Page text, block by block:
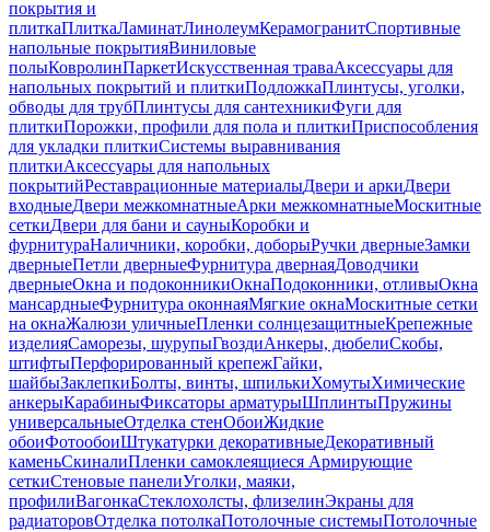
покрытия и
плиткаПлиткаЛаминатЛинолеумКерамогранитСпортивные
напольные покрытияВиниловые
полыКовролинПаркетИскусственная траваАксессуары для
напольных покрытий и плиткиПодложкаПлинтусы, уголки,
обводы для трубПлинтусы для сантехникиФуги для
плиткиПорожки, профили для пола и плиткиПриспособления
для укладки плиткиСистемы выравнивания
плиткиАксессуары для напольных
покрытийРеставрационные материалыДвери и аркиДвери
входныеДвери межкомнатныеАрки межкомнатныеМоскитные
сеткиДвери для бани и сауныКоробки и
фурнитураНаличники, коробки, доборыРучки дверныеЗамки
дверныеПетли дверныеФурнитура двернаяДоводчики
дверныеОкна и подоконникиОкнаПодоконники, отливыОкна
мансардныеФурнитура оконнаяМягкие окнаМоскитные сетки
на окнаЖалюзи уличныеПленки солнцезащитныеКрепежные
изделияСаморезы, шурупыГвоздиАнкеры, дюбелиСкобы,
штифтыПерфорированный крепежГайки,
шайбыЗаклепкиБолты, винты, шпилькиХомутыХимические
анкерыКарабиныФиксаторы арматурыШплинтыПружины
универсальныеОтделка стенОбоиЖидкие
обоиФотообоиШтукатурки декоративныеДекоративный
каменьСкиналиПленки самоклеящиеся Армирующие
сеткиСтеновые панелиУголки, маяки,
профилиВагонкаСтеклохолсты, флизелинЭкраны для
радиаторовОтделка потолкаПотолочные системыПотолочные